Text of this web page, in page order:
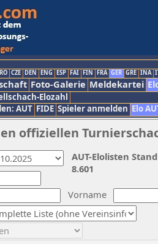
CZE DEN ENG ESP FAI FIN FRA GER GRE INA
Foto-Galerie Meldekartei
Elozahl
AUT FIDE Spieler anmelden Elo
offiziellen
Vorname
AUT-Elolisten
8.601